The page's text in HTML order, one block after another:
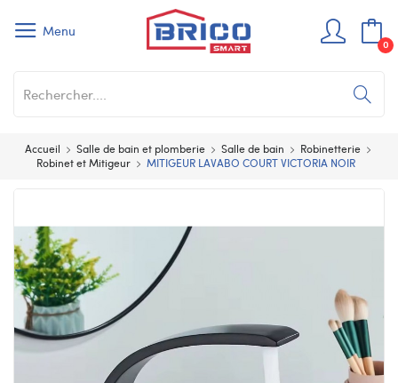
Menu
0
Accueil Salle de bain et plomberie Salle de bain
Robinetterie
Robinet et Mitigeur
MITIGEUR LAVABO COURT VICTORIA NOIR